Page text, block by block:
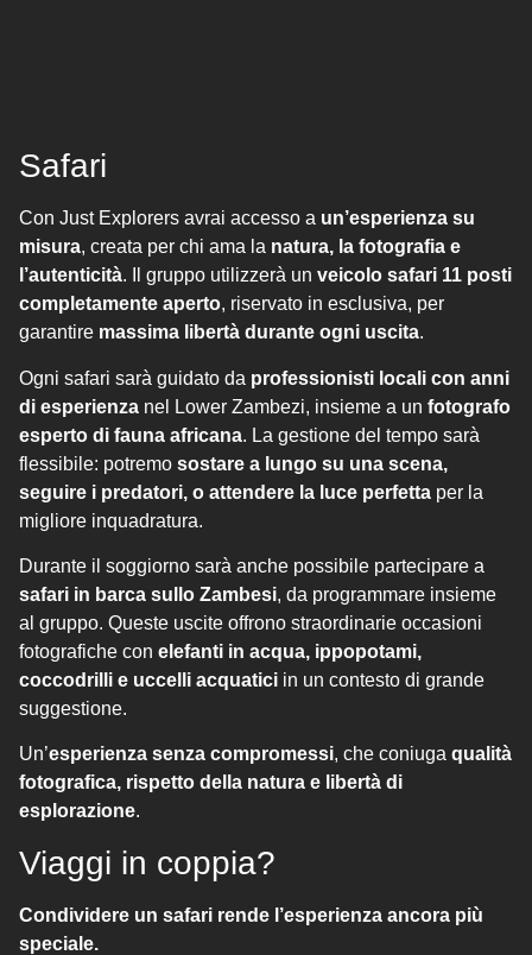
Safari
Con Just Explorers avrai accesso a un’esperienza su
misura, creata per chi ama la natura, la fotografia e
l’autenticità. Il gruppo utilizzerà un veicolo safari 11 posti
completamente aperto, riservato in esclusiva, per
garantire massima libertà durante ogni uscita.
Ogni safari sarà guidato da professionisti locali con anni
di esperienza nel Lower Zambezi, insieme a un fotografo
esperto di fauna africana. La gestione del tempo sarà
flessibile: potremo sostare a lungo su una scena,
seguire i predatori, o attendere la luce perfetta per la
migliore inquadratura.
Durante il soggiorno sarà anche possibile partecipare a
safari in barca sullo Zambesi, da programmare insieme
al gruppo. Queste uscite offrono straordinarie occasioni
fotografiche con elefanti in acqua, ippopotami,
coccodrilli e uccelli acquatici in un contesto di grande
suggestione.
Un’esperienza senza compromessi, che coniuga qualità
fotografica, rispetto della natura e libertà di
esplorazione.
Viaggi in coppia?
Condividere un safari rende l’esperienza ancora più
speciale.